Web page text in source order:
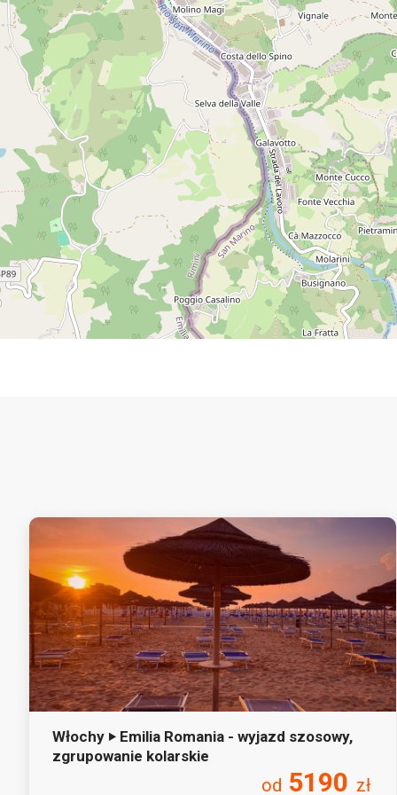
Włochy ‣ Emilia Romania - wyjazd szosowy,
zgrupowanie kolarskie
od 5190 zł